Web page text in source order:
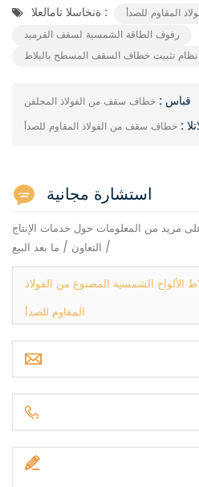
ةنخاسلا تامالعلا :
المقاوم للصدأ
رفوف الطاقة الشمسية لسقف القرميد
نظام تثبيت خطاف السقف المسطح بالبلاط
قباس : خطاف سقف من الفولاذ المجلفن
: خطاف سقف من الفولاذ المقاوم للصدأ
استشارة مجانية
مزيد من المعلومات حول خدمات الإنتاج
/ التعاون / ما بعد البيع
الشمسية المصنوع من الفولاذ
المقاوم للصدأ